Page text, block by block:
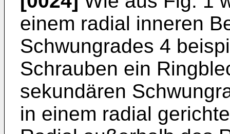
einem radial inneren
Schwungrades 4
Schrauben ein
sekundären
in einem radial